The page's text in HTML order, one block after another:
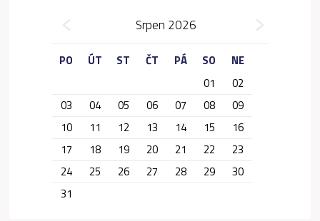
Srpen 2026
PO ÚT ST ČT PÁ SO
NE
01
02
03
04 05 06 07 08
09
10
11 12 13 14 15
16
17
18 19 20 21 22
23
24
25 26 27 28 29
30
31